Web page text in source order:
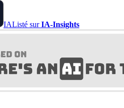
IAListé surIA-Insights